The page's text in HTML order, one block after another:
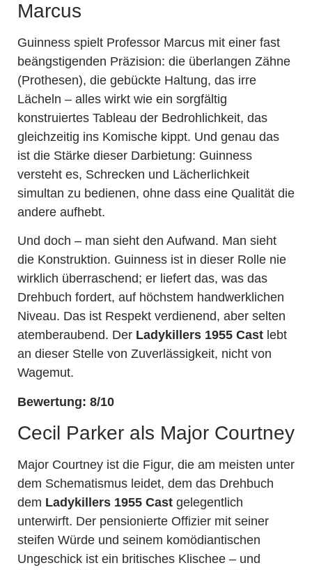
Marcus
Guinness spielt Professor Marcus mit einer fast
beängstigenden Präzision: die überlangen Zähne
(Prothesen), die gebückte Haltung, das irre
Lächeln – alles wirkt wie ein sorgfältig
konstruiertes Tableau der Bedrohlichkeit, das
gleichzeitig ins Komische kippt. Und genau das
ist die Stärke dieser Darbietung: Guinness
versteht es, Schrecken und Lächerlichkeit
simultan zu bedienen, ohne dass eine Qualität die
andere aufhebt.
Und doch – man sieht den Aufwand. Man sieht
die Konstruktion. Guinness ist in dieser Rolle nie
wirklich überraschend; er liefert das, was das
Drehbuch fordert, auf höchstem handwerklichen
Niveau. Das ist Respekt verdienend, aber selten
atemberaubend. Der Ladykillers 1955 Cast lebt
an dieser Stelle von Zuverlässigkeit, nicht von
Wagemut.
Bewertung: 8/10
Cecil Parker als Major Courtney
Major Courtney ist die Figur, die am meisten unter
dem Schematismus leidet, dem das Drehbuch
dem Ladykillers 1955 Cast gelegentlich
unterwirft. Der pensionierte Offizier mit seiner
steifen Würde und seinem komödiantischen
Ungeschick ist ein britisches Klischee – und